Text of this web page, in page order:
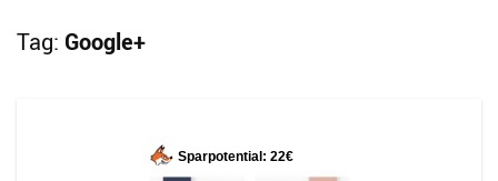
Tag: Google+
Sparpotential: 22€